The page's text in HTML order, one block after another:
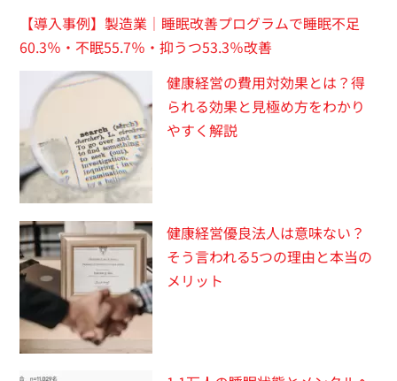
【導入事例】製造業｜睡眠改善プログラムで睡眠不足
60.3％・不眠55.7％・抑うつ53.3％改善
健康経営の費用対効果とは？得
られる効果と見極め方をわかり
やすく解説
健康経営優良法人は意味ない？
そう言われる5つの理由と本当の
メリット